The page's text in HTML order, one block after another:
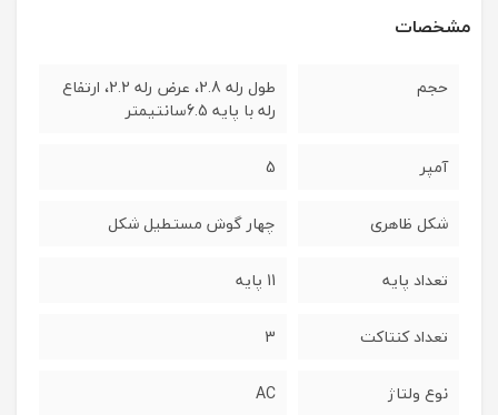
مشخصات
حجم
طول رله 2.8، عرض رله 2.2، ارتفاع
رله با پایه 6.5سانتیمتر
آمپر 5
شکل ظاهری چهار گوش مستطیل شکل
تعداد پایه 11 پایه
تعداد کنتاکت 3
نوع ولتاژ AC